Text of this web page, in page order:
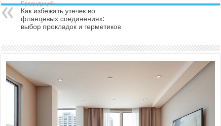
Предыдущий
Как избежать утечек во
фланцевых соединениях:
выбор прокладок и герметиков